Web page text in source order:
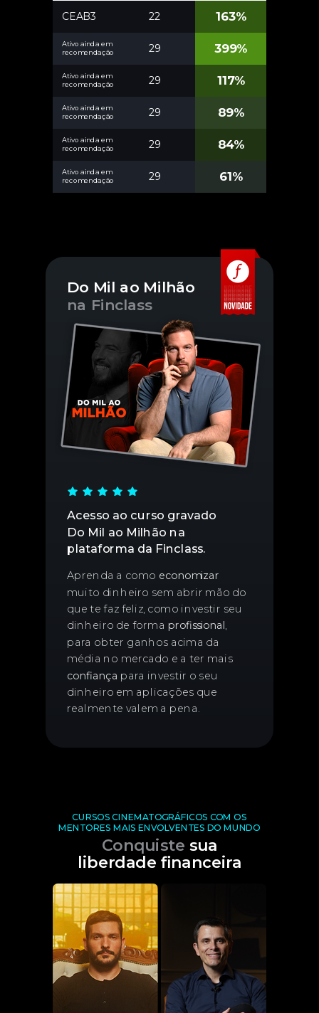
CURSOS CINEMATOGRÁFICOS COM OS
MENTORES MAIS ENVOLVENTES DO MUNDO
Conquiste sua
liberdade financeira
Aprenda a como economizar
muito dinheiro sem abrir mão do
que te faz feliz, como investir seu
dinheiro de forma profissional ,
para obter ganhos acima da
média no mercado e a ter mais
confiança para investir o seu
dinheiro em aplicações que
realmente valem a pena.
Do Mil ao Milhão
na Finclass
Acesso ao curso gravado
Do Mil ao Milhão na
plataforma da Finclass.
CEAB3 22 163%
Ativo ainda em
recomendação 29 399%
Ativo ainda em
recomendação 29 117%
Ativo ainda em
recomendação 29 89%
Ativo ainda em
recomendação 29 84%
Ativo ainda em
recomendação 29 61%